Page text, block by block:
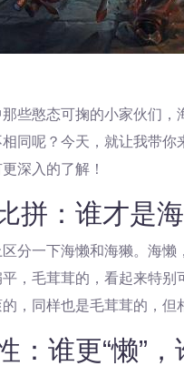
些憨态可掬的小家伙们
同呢？今天，就让我带
深入的了解！
拼：谁才是
分一下海懒和海獭。海
，毛茸茸的，看起来特
，同样也是毛茸茸的，但
：谁更“懒”，